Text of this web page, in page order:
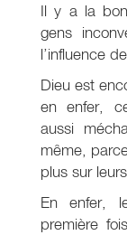
Il y a la
gens
l’influence de
Dieu est
en enfer,
aussi
même,
plus sur
En enfer,
première